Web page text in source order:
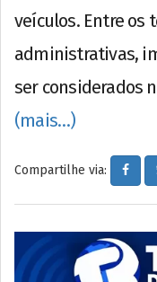
veículos. Entre os
administrativas,
ser considerados
(mais…)
Compartilhe via: